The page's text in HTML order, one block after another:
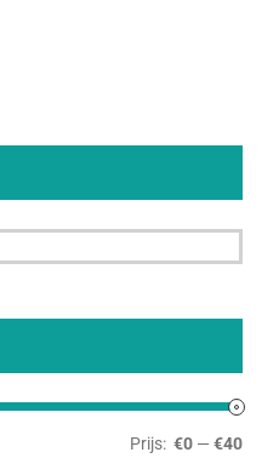
Min.
Max.
Prijs: €0 — €40